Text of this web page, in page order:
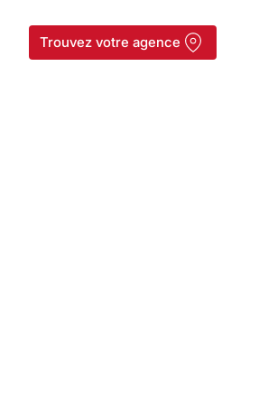
Trouvez votre agence